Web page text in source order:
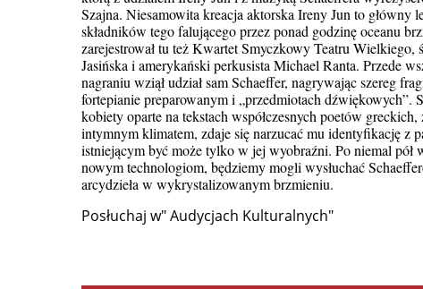
Szajna. Niesamowita kreacja aktorska Ireny Jun to główny
składników tego falującego przez ponad godzinę oceanu
zarejestrował tu też Kwartet Smyczkowy Teatru Wielkiego,
Jasińska i amerykański perkusista Michael Ranta. Przede
nagraniu wziął udział sam Schaeffer, nagrywając szereg
fortepianie preparowanym i „przedmiotach dźwiękowych”.
kobiety oparte na tekstach współczesnych poetów greckich,
intymnym klimatem, zdaje się narzucać mu identyfikację z
istniejącym być może tylko w jej wyobraźni. Po niemal pół
nowym technologiom, będziemy mogli wysłuchać
arcydzieła w wykrystalizowanym brzmieniu.
Posłuchaj w" Audycjach Kulturalnych"